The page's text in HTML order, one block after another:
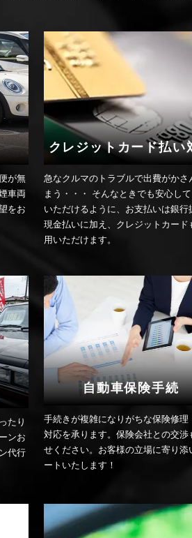
が無
車両
をお
クレジットカード払い
急なクルマのトラブルで出費がかさ
まう・・・ そんなときでも安心し
いただけるように、お支払いは銀行
現金払いに加え、クレジットカード
用いただけます。
たり
ンお
代行
自動車保険手続
手続きが複雑になりがちな保険修理
対応を承ります。保険会社との交渉
せください。お客様の立場に寄り添
ートいたします！